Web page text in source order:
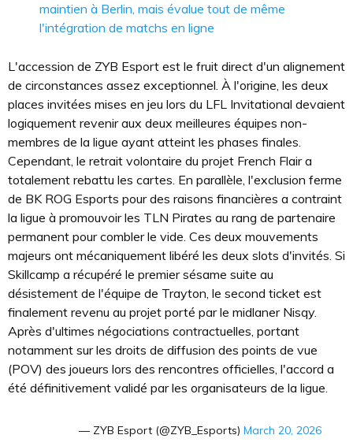
maintien à Berlin, mais évalue tout de même
l'intégration de matchs en ligne
L'accession de ZYB Esport est le fruit direct d'un alignement
de circonstances assez exceptionnel. À l'origine, les deux
places invitées mises en jeu lors du LFL Invitational devaient
logiquement revenir aux deux meilleures équipes non-
membres de la ligue ayant atteint les phases finales.
Cependant, le retrait volontaire du projet French Flair a
totalement rebattu les cartes. En parallèle, l'exclusion ferme
de BK ROG Esports pour des raisons financières a contraint
la ligue à promouvoir les TLN Pirates au rang de partenaire
permanent pour combler le vide. Ces deux mouvements
majeurs ont mécaniquement libéré les deux slots d'invités. Si
Skillcamp a récupéré le premier sésame suite au
désistement de l'équipe de Trayton, le second ticket est
finalement revenu au projet porté par le midlaner Nisqy.
Après d'ultimes négociations contractuelles, portant
notamment sur les droits de diffusion des points de vue
(POV) des joueurs lors des rencontres officielles, l'accord a
été définitivement validé par les organisateurs de la ligue.
— ZYB Esport (@ZYB_Esports) March 20, 2026